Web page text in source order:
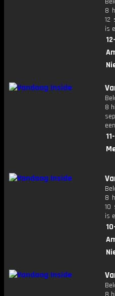
8
12
is
8
8
10
is